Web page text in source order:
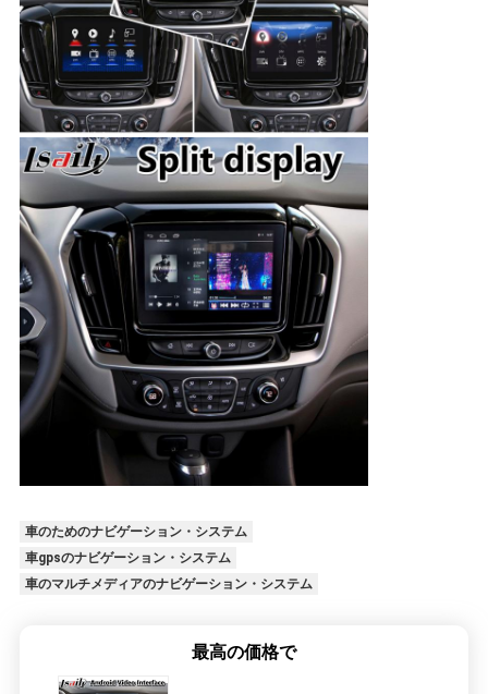
車のためのナビゲーション・システム
車gpsのナビゲーション・システム
車のマルチメディアのナビゲーション・システム
最高の価格で